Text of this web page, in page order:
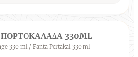
ΠΟΡΤΟΚΑΛΑΔΑ 330ML
330 ml / Fanta Portakal 330 ml